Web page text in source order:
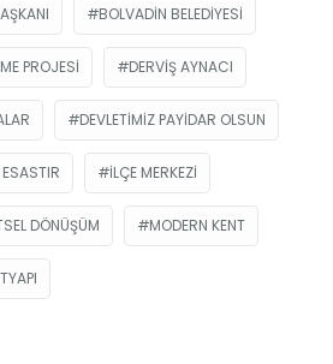
BOLVADIN BELEDIYESI
PROJESI DERVIŞ AYNACI
DEVLETIMIZ PAYIDAR OLSUN
ESASTIR İLÇE MERKEZI
DÖNÜŞÜM MODERN KENT